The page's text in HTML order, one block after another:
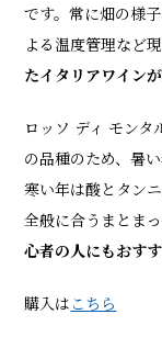
です。常に畑の様
よる温度管理など
たイタリアワイン
ロッソ ディ モン
の品種のため、暑
寒い年は酸とタン
全般に合うまとま
心者の人にもおす
購入は こちら